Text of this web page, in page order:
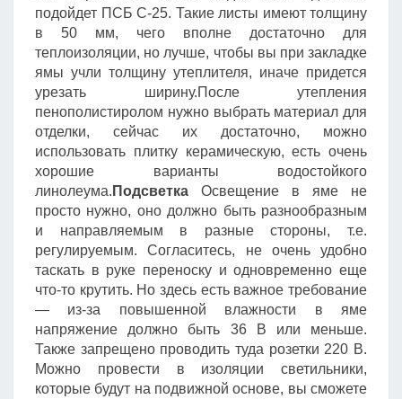
подойдет ПСБ С-25. Такие листы имеют толщину
в 50 мм, чего вполне достаточно для
теплоизоляции, но лучше, чтобы вы при закладке
ямы учли толщину утеплителя, иначе придется
урезать ширину.После утепления
пенополистиролом нужно выбрать материал для
отделки, сейчас их достаточно, можно
использовать плитку керамическую, есть очень
хорошие варианты водостойкого
линолеума. Подсветка Освещение в яме не
просто нужно, оно должно быть разнообразным
и направляемым в разные стороны, т.е.
регулируемым. Согласитесь, не очень удобно
таскать в руке переноску и одновременно еще
что-то крутить. Но здесь есть важное требование
— из-за повышенной влажности в яме
напряжение должно быть 36 В или меньше.
Также запрещено проводить туда розетки 220 В.
Можно провести в изоляции светильники,
которые будут на подвижной основе, вы сможете